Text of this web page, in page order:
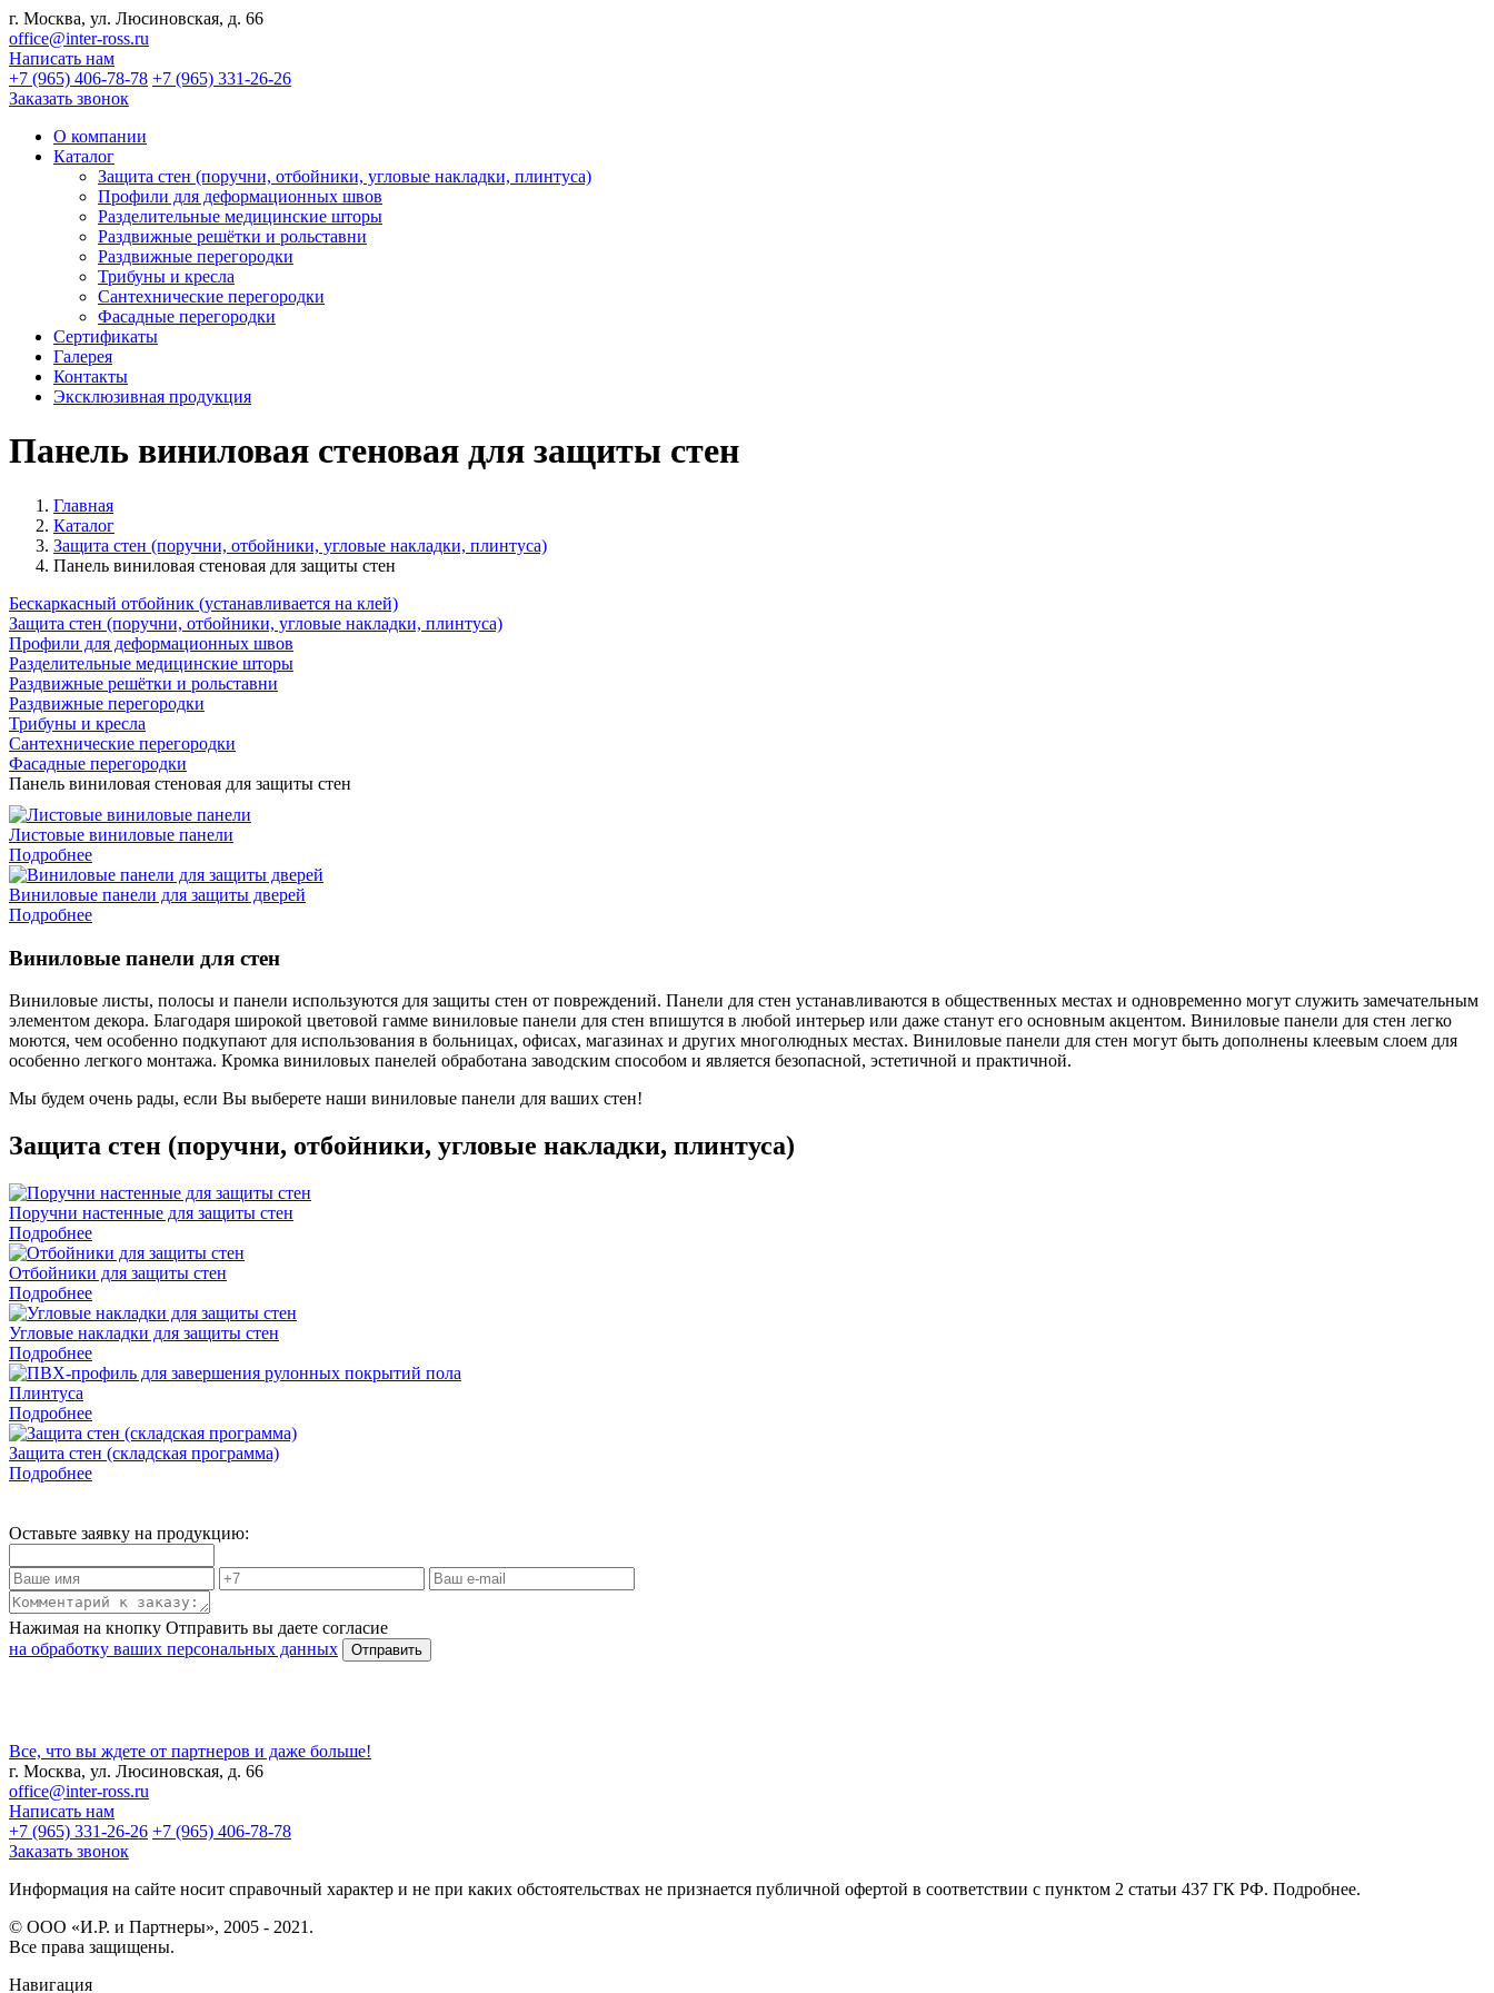
г. Москва, ул. Люсиновская, д. 66
office@inter-ross.ru
Написать нам
+7 (965) 406-78-78 +7 (965) 331-26-26
Заказать звонок
О компании
Каталог
Защита стен (поручни, отбойники, угловые накладки, плинтуса)
Профили для деформационных швов
Разделительные медицинские шторы
Раздвижные решётки и рольставни
Раздвижные перегородки
Трибуны и кресла
Сантехнические перегородки
Фасадные перегородки
Сертификаты
Галерея
Контакты
Эксклюзивная продукция
Панель виниловая стеновая для защиты стен
Главная
Каталог
Защита стен (поручни, отбойники, угловые накладки, плинтуса)
Панель виниловая стеновая для защиты стен
Бескаркасный отбойник (устанавливается на клей)
Защита стен (поручни, отбойники, угловые накладки, плинтуса)
Профили для деформационных швов
Разделительные медицинские шторы
Раздвижные решётки и рольставни
Раздвижные перегородки
Трибуны и кресла
Сантехнические перегородки
Фасадные перегородки
Панель виниловая стеновая для защиты стен
Листовые виниловые панели
Подробнее
Виниловые панели для защиты дверей
Подробнее
Виниловые панели для стен
Виниловые листы, полосы и панели используются для защиты стен от повреждений. Панели для стен устанавливаются в общественных местах и одновременно могут служить замечательным
элементом декора. Благодаря широкой цветовой гамме виниловые панели для стен впишутся в любой интерьер или даже станут его основным акцентом. Виниловые панели для стен легко
моются, чем особенно подкупают для использования в больницах, офисах, магазинах и других многолюдных местах. Виниловые панели для стен могут быть дополнены клеевым слоем для
особенно легкого монтажа. Кромка виниловых панелей обработана заводским способом и является безопасной, эстетичной и практичной.
Мы будем очень рады, если Вы выберете наши виниловые панели для ваших стен!
Защита стен (поручни, отбойники, угловые накладки, плинтуса)
Поручни настенные для защиты стен
Подробнее
Отбойники для защиты стен
Подробнее
Угловые накладки для защиты стен
Подробнее
Плинтуса
Подробнее
Защита стен (складская программа)
Подробнее
Оставьте заявку на продукцию:
Нажимая на кнопку Отправить вы даете согласие
на обработку ваших персональных данных
Все, что вы ждете от партнеров и даже больше!
г. Москва, ул. Люсиновская, д. 66
office@inter-ross.ru
Написать нам
+7 (965) 331-26-26 +7 (965) 406-78-78
Заказать звонок
Информация на сайте носит справочный характер и не при каких обстоятельствах не признается публичной офертой в соответствии с пунктом 2 статьи 437 ГК РФ. Подробнее.
© ООО «И.Р. и Партнеры», 2005 - 2021.
Все права защищены.
Навигация